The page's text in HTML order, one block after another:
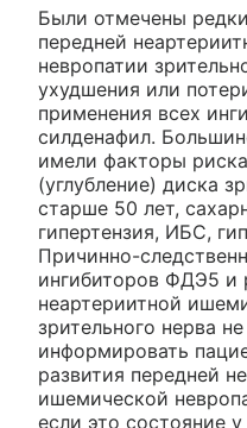
Были отмечены
передней
невропатии
ухудшения или
применения всех
силденафил.
имели факторы
(углубление) диска
старше 50 лет,
гипертензия, ИБС,
Причинно-
ингибиторов ФДЭ5 и
неартериитной
зрительного нерва
информировать
развития передней
ишемической
если это состояние